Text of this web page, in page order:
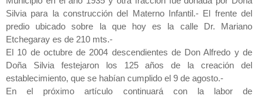
Silvia para la construcción del Materno Infantil.- El frente del
predio ubicado sobre la que hoy es la calle Dr. Mariano
Etchegaray es de 210 mts.-
El 10 de octubre de 2004 descendientes de Don Alfredo y de
Doña Silvia festejaron los 125 años de la creación del
establecimiento, que se habían cumplido el 9 de agosto.-
En el próximo artículo continuará con la labor de